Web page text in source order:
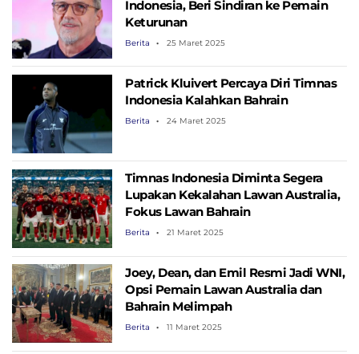
Indonesia, Beri Sindiran ke Pemain
Keturunan
Berita 25 Maret 2025
Patrick Kluivert Percaya Diri Timnas
Indonesia Kalahkan Bahrain
Berita 24 Maret 2025
Timnas Indonesia Diminta Segera
Lupakan Kekalahan Lawan Australia,
Fokus Lawan Bahrain
Berita 21 Maret 2025
Joey, Dean, dan Emil Resmi Jadi WNI,
Opsi Pemain Lawan Australia dan
Bahrain Melimpah
Berita 11 Maret 2025